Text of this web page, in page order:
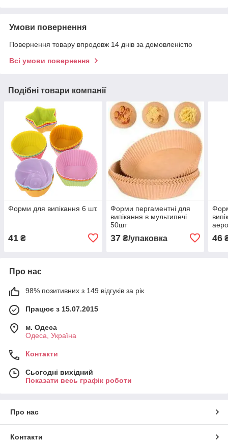
Умови повернення
Повернення товару впродовж 14 днів за домовленістю
Всі умови повернення
Подібні товари компанії
Форми для випікання 6 шт.
41 ₴
Форми пергаментні для
випікання в мультипечі
50шт
37₴/упаковка 46
Про нас
98% позитивних з 149 відгуків за рік
Працює з 15.07.2015
м. Одеса
Одеса, Україна
Контакти
Сьогодні вихідний
Показати весь графік роботи
Про нас
Контакти